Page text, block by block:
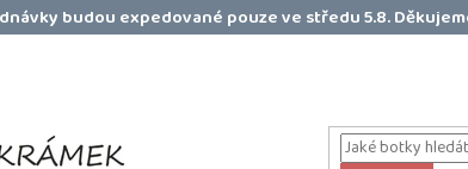
budou expedované pouze ve středu 5.8.